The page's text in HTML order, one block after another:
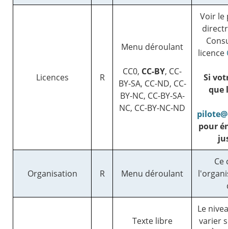
Licences R
Menu déroulant
CC0, CC-BY, CC-
BY-SA, CC-ND, CC-
BY-NC, CC-BY-SA-
NC, CC-BY-NC-ND
Voir le
licence
Si
que
pour
Organisation R Menu déroulant
Ce
Texte libre
Le
varier